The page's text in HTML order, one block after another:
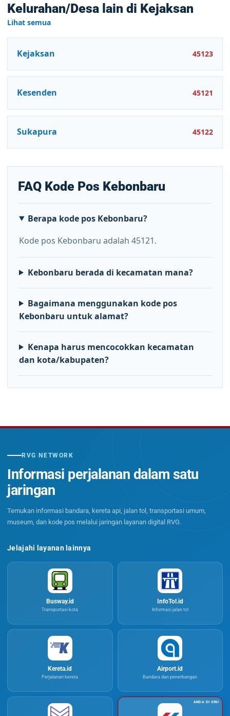
Kelurahan/Desa lain di Kejaksan
Lihat semua
Kejaksan 45123
Kesenden 45121
Sukapura 45122
FAQ Kode Pos Kebonbaru
Berapa kode pos Kebonbaru?
Kode pos Kebonbaru adalah 45121.
Kebonbaru berada di kecamatan mana?
Bagaimana menggunakan kode pos
Kebonbaru untuk alamat?
Kenapa harus mencocokkan kecamatan
dan kota/kabupaten?
RVG NETWORK
Informasi perjalanan dalam satu
jaringan
Temukan informasi bandara, kereta api, jalan tol, transportasi umum,
museum, dan kode pos melalui jaringan layanan digital RVG.
Jelajahi layanan lainnya
Busway.id
Transportasi kota
InfoTol.id
Informasi jalan tol
Kereta.id
Perjalanan kereta
Airport.id
Bandara dan penerbangan